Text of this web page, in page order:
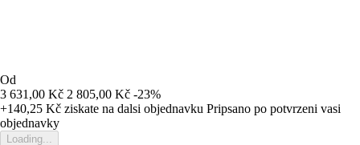
Od
3 631,00 Kč 2 805,00 Kč -23%
+140,25 Kč ziskate na dalsi objednavku Pripsano po potvrzeni vasi
objednavky
Loading...